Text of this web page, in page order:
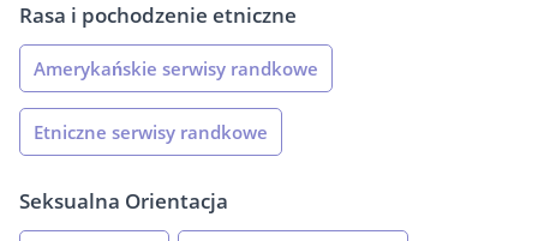
Rasa i pochodzenie etniczne
Amerykańskie serwisy randkowe
Etniczne serwisy randkowe
Seksualna Orientacja